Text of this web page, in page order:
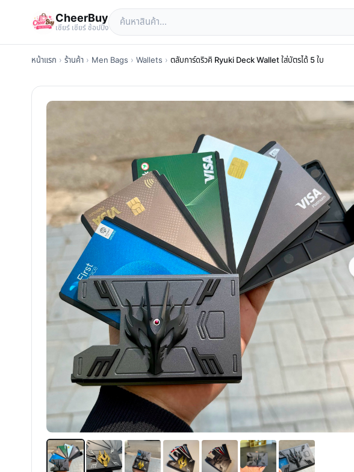
CheerBuy
เซียร์ เซียร์ ช้อปปิ้ง
หน้าแรก › ร้านค้า › Men Bags › Wallets › ตลับการ์ดริวคิ Ryuki Deck Wallet ใส่บัตรได้ 5 ใบ